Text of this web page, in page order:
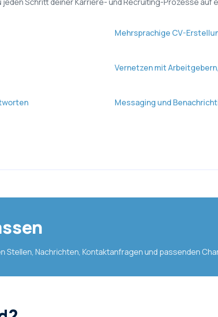
Mehrsprachige CV-
Vernetzen mit
Messaging und
Nachrichten, Kontaktanfragen und passenden